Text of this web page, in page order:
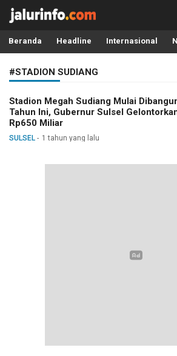
Info Terbaru, Berita Terkini Hari Ini,
Terkini, Akurat dan Terpercaya
Beranda Headline Internasional
#STADION SUDIANG
Stadion Megah Sudiang Mulai
Tahun Ini, Gubernur Sulsel
Rp650 Miliar
SULSEL 1 tahun yang lalu